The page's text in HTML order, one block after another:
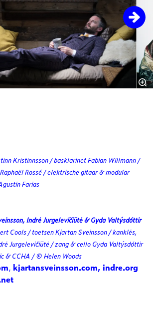
Kristinnsson / basklarinet Fabian Willmann /
Rossé / elektrische gitaar & modular
Farias
Indrė Jurgelevičiūtė & Gyda Valtýsdóttir
Cools / toetsen Kjartan Sveinsson / kanklės,
Jurgelevičiūtė / zang & cello Gyda Valtýsdóttir
& CCHA / © Helen Woods
, kjartansveinsson.com, indre.org